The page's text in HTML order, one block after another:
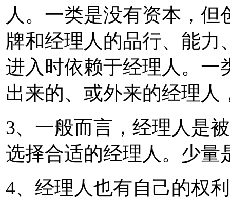
人。一类是没有资本，
牌和经理人的品行、能力
进入时依赖于经理人。一
出来的、或外来的经理人
3、一般而言，经理人是
选择合适的经理人。少量
4、经理人也有自己的权